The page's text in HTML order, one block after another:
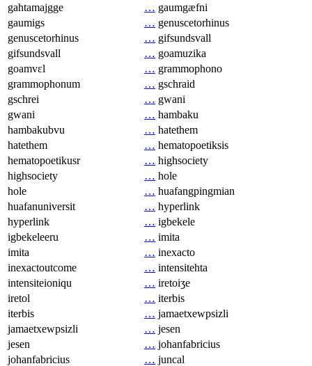
gahtamajgge
… gaumgæfni
gaumigs
… genuscetorhinus
genuscetorhinus
… gifsundsvall
gifsundsvall
… goamuzika
goamvɛl
… grammophono
grammophonum
… gschraid
gschrei
… gwani
gwani
… hambaku
hambakubvu
… hatethem
hatethem
… hematopoetiksis
hematopoetikusr
… highsociety
highsociety
… hole
hole
… huafangpingmian
huafanuniversit
… hyperlink
hyperlink
… igbekele
igbekeleeru
… imita
imita
… inexacto
inexactoutcome
… intensitehta
intensiteioniqu
… iretoiʒe
iretol
… iterbis
iterbis
… jamaetxewpsizli
jamaetxewpsizli
… jesen
jesen
… johanfabricius
johanfabricius
… juncal